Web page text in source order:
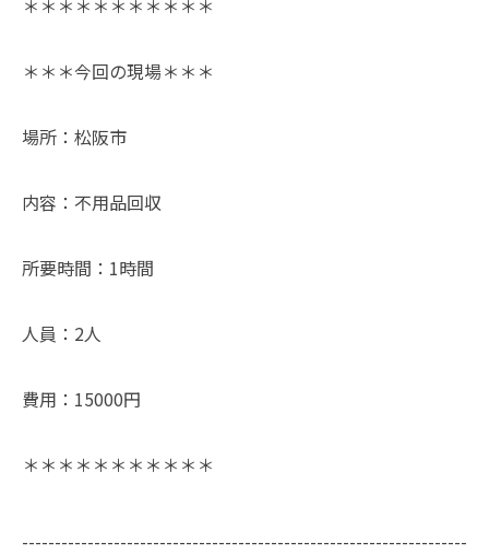
＊＊＊＊＊＊＊＊＊＊＊
＊＊＊今回の現場＊＊＊
場所：松阪市
内容：不用品回収
所要時間：1時間
人員：2人
費用：15000円
＊＊＊＊＊＊＊＊＊＊＊
--------------------------------------------------------------------